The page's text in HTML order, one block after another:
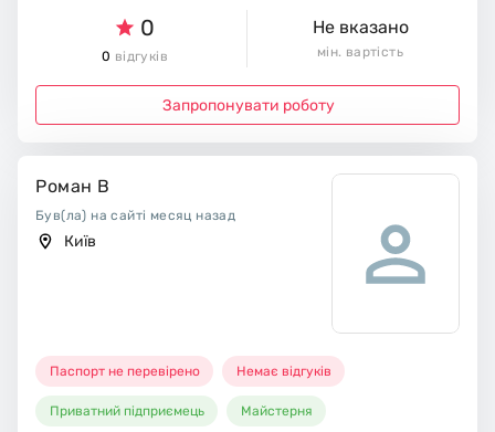
0
0 відгуків
Не вказано
мін. вартість
Запропонувати роботу
Роман В
Був(ла) на сайті месяц назад
Київ
Паспорт не перевірено Немає відгуків
Приватний підприємець Майстерня